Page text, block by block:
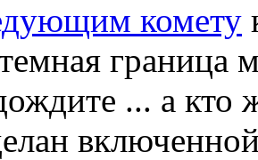
комету
граница
... а кто